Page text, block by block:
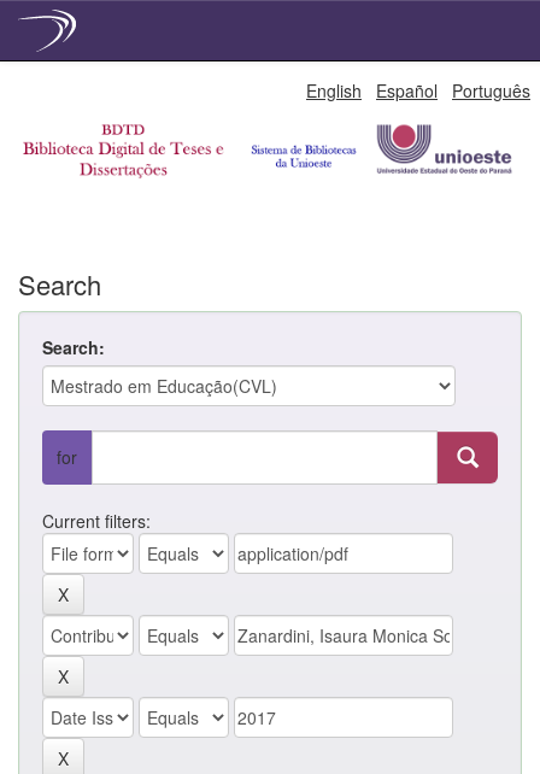
English Español Português
Search
Search:
for
Current filters: